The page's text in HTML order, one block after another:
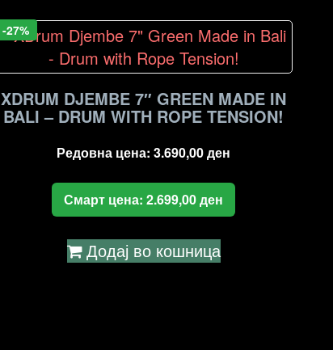
-27%
XDRUM DJEMBE 7″ GREEN MADE IN
BALI – DRUM WITH ROPE TENSION!
Редовна цена:3.690,00ден
Смарт цена:2.699,00ден
Додај во кошница